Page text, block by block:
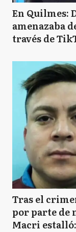
En Quilmes:
amenazaba
través de
Tras el
por parte de
Macri